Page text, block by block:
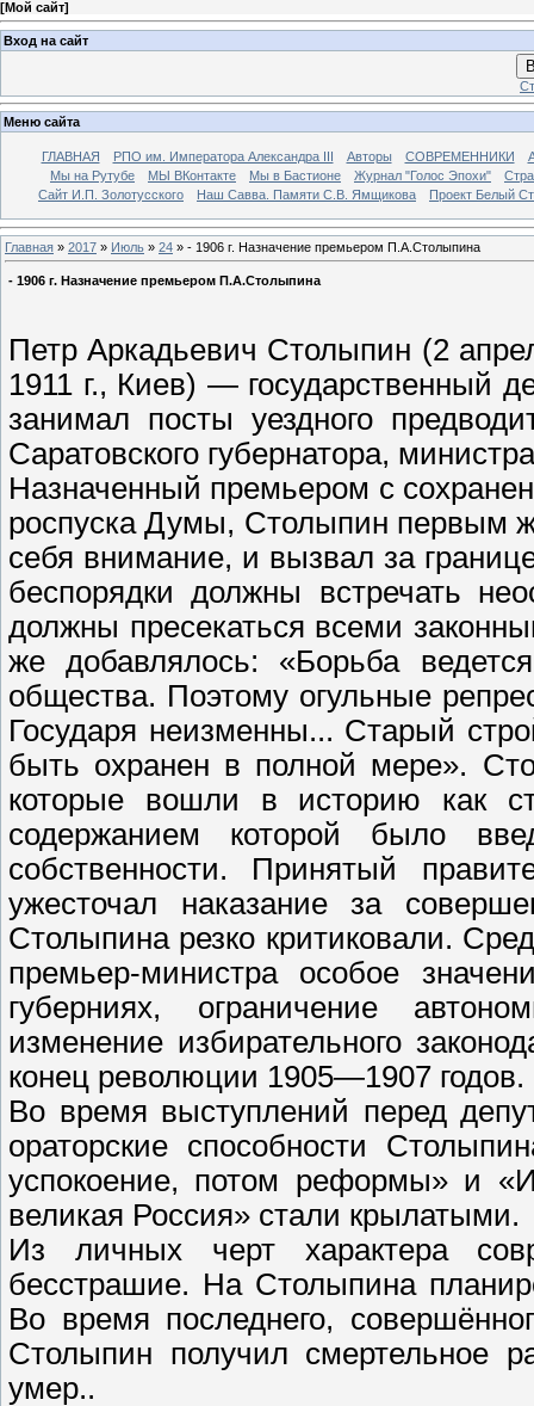
[Мой сайт]
Вход на сайт
Меню сайта
ГЛАВНАЯ РПО им. Императора Александра III Авторы СОВРЕМЕННИКИ
Мы на Рутубе
МЫ ВКонтакте Мы в Бастионе Журнал "Голос Эпохи"
Сайт И.П. Золотусского
Наш Савва. Памяти С.В. Ямщикова Проект Белый
Главная » 2017 » Июль » 24 » - 1906 г. Назначение премьером П.А.Столыпина
- 1906 г. Назначение премьером П.А.Столыпина
Петр Аркадьевич Столыпин (2
1911 г., Киев) — государственный
занимал посты уездного
Саратовского губернатора,
Назначенный премьером с
роспуска Думы, Столыпин первым
себя внимание, и вызвал за
беспорядки должны встречать
должны пресекаться всеми
же добавлялось: «Борьба
общества. Поэтому огульные
Государя неизменны... Старый
быть охранен в полной мере».
которые вошли в историю как
содержанием которой было
собственности. Принятый
ужесточал наказание за
Столыпина резко критиковали.
премьер-министра особое
губерниях, ограничение
изменение избирательного
конец революции 1905—1907 годов.
Во время выступлений перед
ораторские способности
успокоение, потом реформы» и
великая Россия» стали крылатыми.
Из личных черт характера
бесстрашие. На Столыпина
Во время последнего,
Столыпин получил смертельное
умер..